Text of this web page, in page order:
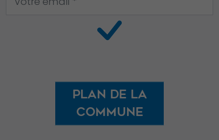
Plan de la
commune